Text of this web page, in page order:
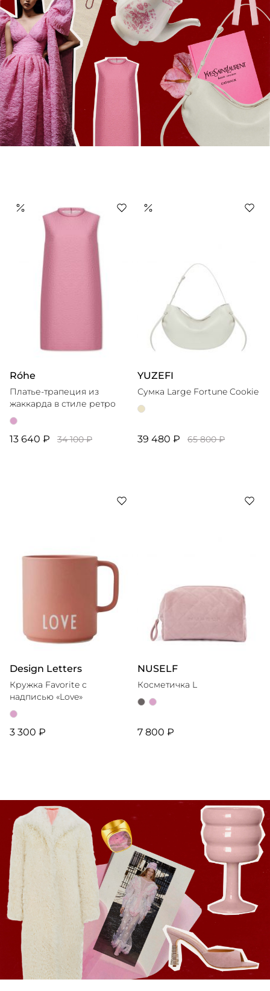
Róhe
Платье-трапеция из
жаккарда в стиле ретро
13 640 ₽ 34 100 ₽
YUZEFI
Сумка Large Fortune Cookie
39 480 ₽ 65 800 ₽
Design Letters
Кружка Favorite с
надписью «Love»
3 300 ₽
NUSELF
Косметичка L
7 800 ₽